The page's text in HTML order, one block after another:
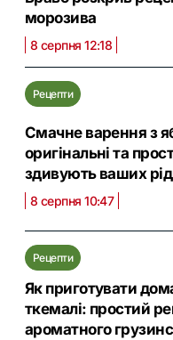
морозива
8 серпня 12:18
Рецепти
Смачне варення з
оригінальні та
здивують ваших
8 серпня 10:47
Рецепти
Як приготувати
ткемалі: простий
ароматного